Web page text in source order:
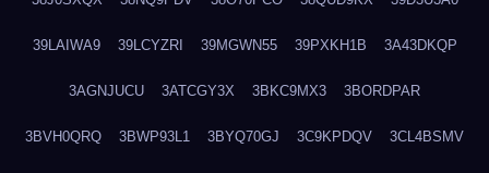
39LAIWA9 39LCYZRI 39MGWN55 39PXKH1B 3A43DKQP
3AGNJUCU 3ATCGY3X 3BKC9MX3 3BORDPAR
3BVH0QRQ 3BWP93L1 3BYQ70GJ 3C9KPDQV 3CL4BSMV